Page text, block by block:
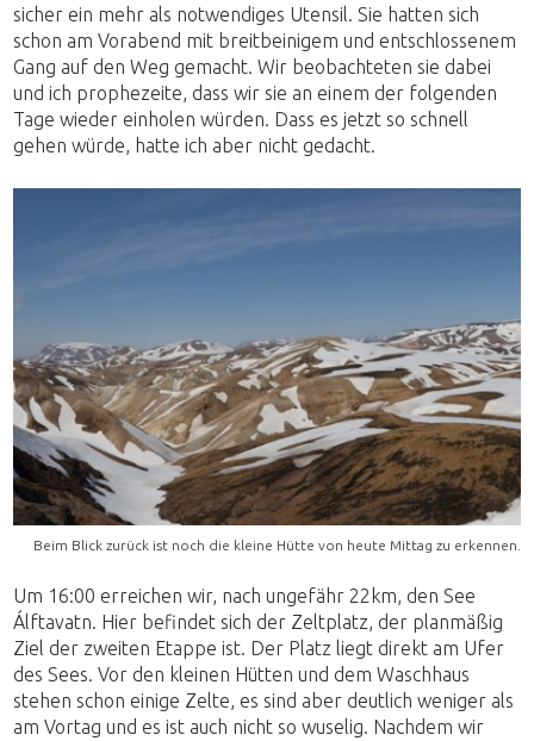
sicher ein mehr als notwendiges Utensil. Sie hatten sich
schon am Vorabend mit breitbeinigem und entschlossenem
Gang auf den Weg gemacht. Wir beobachteten sie dabei
und ich prophezeite, dass wir sie an einem der folgenden
Tage wieder einholen würden. Dass es jetzt so schnell
gehen würde, hatte ich aber nicht gedacht.
Beim Blick zurück ist noch die kleine Hütte von heute Mittag zu erkennen.
Um 16:00 erreichen wir, nach ungefähr 22km, den See
Álftavatn. Hier befindet sich der Zeltplatz, der planmäßig
Ziel der zweiten Etappe ist. Der Platz liegt direkt am Ufer
des Sees. Vor den kleinen Hütten und dem Waschhaus
stehen schon einige Zelte, es sind aber deutlich weniger als
am Vortag und es ist auch nicht so wuselig. Nachdem wir